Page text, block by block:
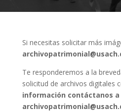
Si necesitas solicitar más
Te responderemos a la
solicitud de archivos digitales
información contáctanos a